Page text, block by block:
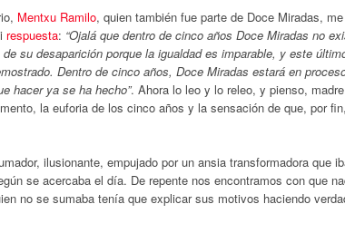
Mentxu Ramilo, quien también fue parte de Doce Miradas,
respuesta: “Ojalá que dentro de cinco años Doce Miradas no
su desaparición porque la igualdad es imparable, y este
Dentro de cinco años, Doce Miradas estará en
hacer ya se ha hecho”. Ahora lo leo y lo releo, y pienso,
la euforia de los cinco años y la sensación de que, por
ilusionante, empujado por un ansia transformadora que
se acercaba el día. De repente nos encontramos con que
no se sumaba tenía que explicar sus motivos haciendo